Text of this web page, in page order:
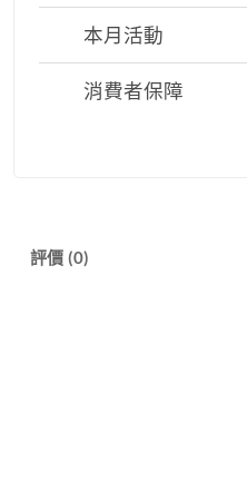
本月活動
消費者保障
評價 (0)